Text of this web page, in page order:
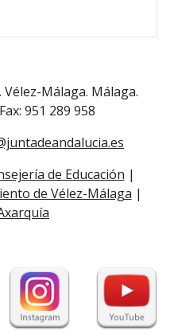
Vélez-Málaga. Málaga.
951 289 958
de Educación |
de Vélez-Málaga |